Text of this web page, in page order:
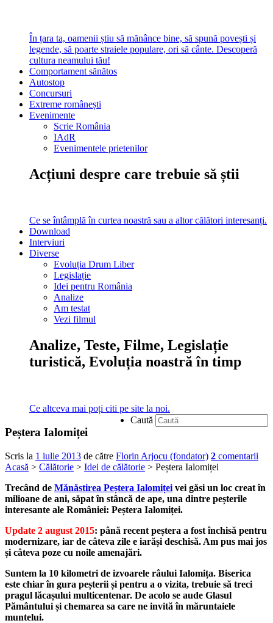
În țara ta, oamenii știu să mănânce bine, să spună povești și
legende, să poarte straiele populare, ori să cânte. Descoperă
cultura neamului tău!
Comportament sănătos
Autostop
Concursuri
Extreme românești
Evenimente
Scrie România
IAdR
Evenimentele prietenilor
Acțiuni despre care trebuie să știi
Ce se întâmplă în curtea noastră sau a altor călători interesanți.
Download
Interviuri
Diverse
Evoluția Drum Liber
Legislație
Idei pentru România
Analize
Am testat
Vezi filmul
Analize, Teste, Filme, Legislație
turistică, Evoluția noastră în timp
Ce altceva mai poți citi pe site la noi.
Caută
Peștera Ialomiței
Scris la 1 iulie 2013 de către Florin Arjocu (fondator) 2 comentarii
Acasă > Călătorie > Idei de călătorie > Peștera Ialomiței
Trecând de Mănăstirea Peștera Ialomiței vei găsi un loc creat în
milioane de ani, săpat în stâncă de ape, una dintre peșterile
interesante ale României: Peștera Ialomiței.
Update 2 august 2015: până recent peștera a fost închisă pentru
modernizare, iar de câteva zile e iarăși deschisă. Am pus mai jos
și câteva poze cu noile amenajări.
Suntem la 10 kilometri de izvoarele râului Ialomița. Biserica
este chiar în gura peșterii și pentru a o vizita, trebuie să treci
pragul lăcașului multicentenar. De acolo se aude Glasul
Pământului și chemarea sa care ne invită în măruntaiele
muntelui.